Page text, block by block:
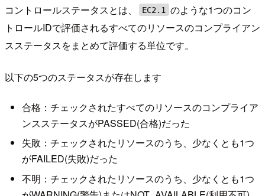
コントロールステータスとは、 EC2.1
のような1つのコン
トロールIDで評価されるすべてのリソースのコンプライアン
スステータスをまとめて評価する単位です。
以下の5つのステータスが存在します
合格：チェックされたすべてのリソースのコンプライア
ンスステータスがPASSED(合格)だった
失敗：チェックされたリソースのうち、少なくとも1つ
がFAILED(失敗)だった
不明：チェックされたリソースのうち、少なくとも1つ